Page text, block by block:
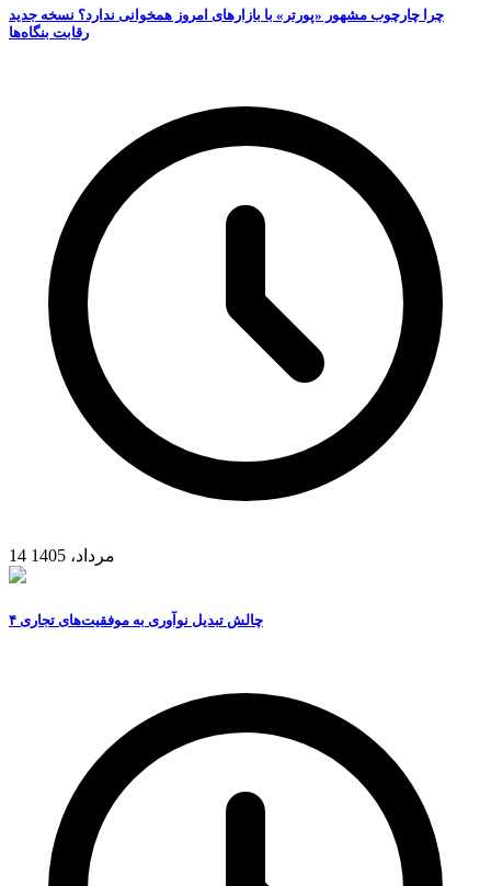
چرا چارچوب مشهور «پورتر» با بازارهای امروز همخوانی ندارد؟ نسخه جدید
رقابت‌ بنگاه‌ها
14 مرداد، 1405
۴ چالش تبدیل نوآوری به موفقیت‌های تجاری